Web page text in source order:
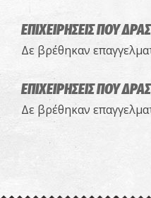
ΕΠΙΧΕΙΡΗΣΕΙΣ ΠΟΥ
Δε βρέθηκαν
ΕΠΙΧΕΙΡΗΣΕΙΣ ΠΟΥ
Δε βρέθηκαν